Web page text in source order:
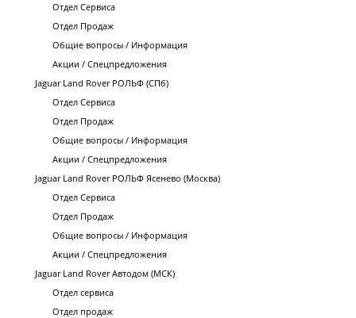
Отдел Сервиса
Отдел Продаж
Общие вопросы / Информация
Акции / Спецпредложения
Jaguar Land Rover РОЛЬФ (СПб)
Отдел Сервиса
Отдел Продаж
Общие вопросы / Информация
Акции / Спецпредложения
Jaguar Land Rover РОЛЬФ Ясенево (Москва)
Отдел Сервиса
Отдел Продаж
Общие вопросы / Информация
Акции / Спецпредложения
Jaguar Land Rover Автодом (МСК)
Отдел сервиса
Отдел продаж